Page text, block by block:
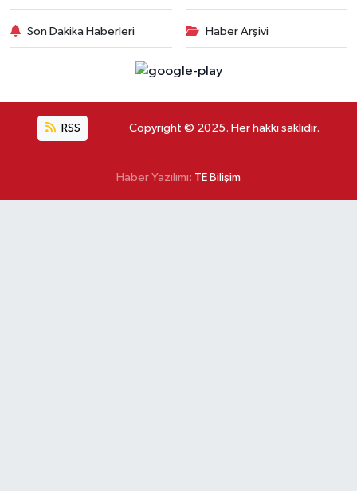
Son Dakika Haberleri Haber Arşivi
RSS Copyright © 2025. Her hakkı saklıdır.
Haber Yazılımı: TE Bilişim